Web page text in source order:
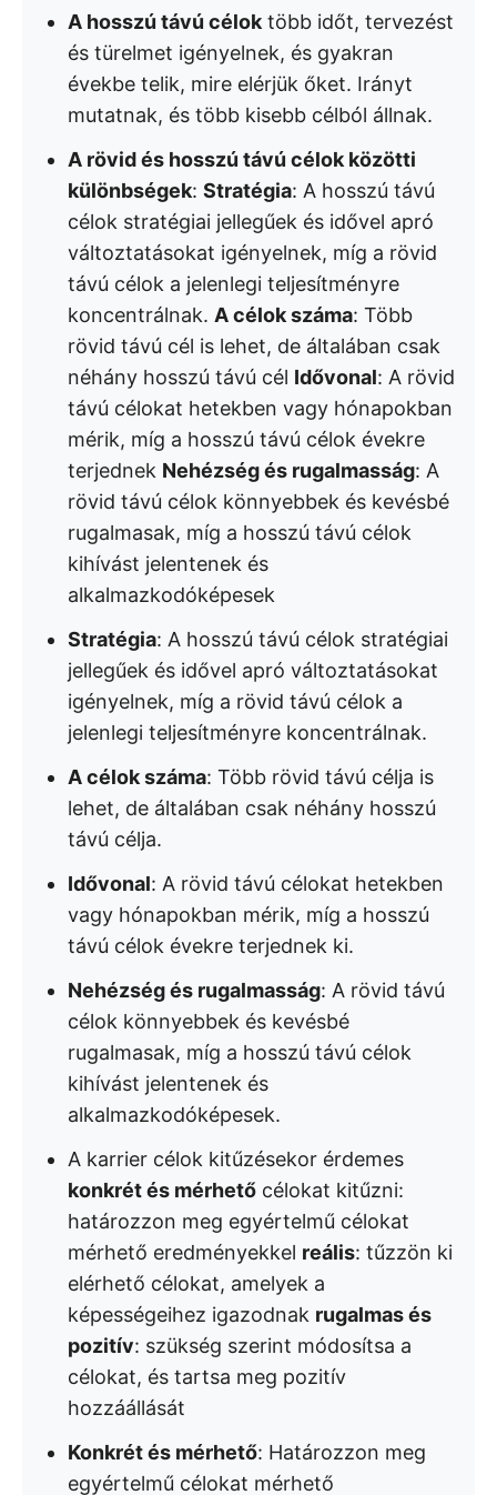
A hosszú távú célok több időt, tervezést
és türelmet igényelnek, és gyakran
évekbe telik, mire elérjük őket. Irányt
mutatnak, és több kisebb célból állnak.
A rövid és hosszú távú célok közötti
különbségek: Stratégia: A hosszú távú
célok stratégiai jellegűek és idővel apró
változtatásokat igényelnek, míg a rövid
távú célok a jelenlegi teljesítményre
koncentrálnak. A célok száma: Több
rövid távú cél is lehet, de általában csak
néhány hosszú távú cél Idővonal: A rövid
távú célokat hetekben vagy hónapokban
mérik, míg a hosszú távú célok évekre
terjednek Nehézség és rugalmasság: A
rövid távú célok könnyebbek és kevésbé
rugalmasak, míg a hosszú távú célok
kihívást jelentenek és
alkalmazkodóképesek
Stratégia: A hosszú távú célok stratégiai
jellegűek és idővel apró változtatásokat
igényelnek, míg a rövid távú célok a
jelenlegi teljesítményre koncentrálnak.
A célok száma: Több rövid távú célja is
lehet, de általában csak néhány hosszú
távú célja.
Idővonal: A rövid távú célokat hetekben
vagy hónapokban mérik, míg a hosszú
távú célok évekre terjednek ki.
Nehézség és rugalmasság: A rövid távú
célok könnyebbek és kevésbé
rugalmasak, míg a hosszú távú célok
kihívást jelentenek és
alkalmazkodóképesek.
A karrier célok kitűzésekor érdemes
konkrét és mérhető célokat kitűzni:
határozzon meg egyértelmű célokat
mérhető eredményekkel reális: tűzzön ki
elérhető célokat, amelyek a
képességeihez igazodnak rugalmas és
pozitív: szükség szerint módosítsa a
célokat, és tartsa meg pozitív
hozzáállását
Konkrét és mérhető: Határozzon meg
egyértelmű célokat mérhető